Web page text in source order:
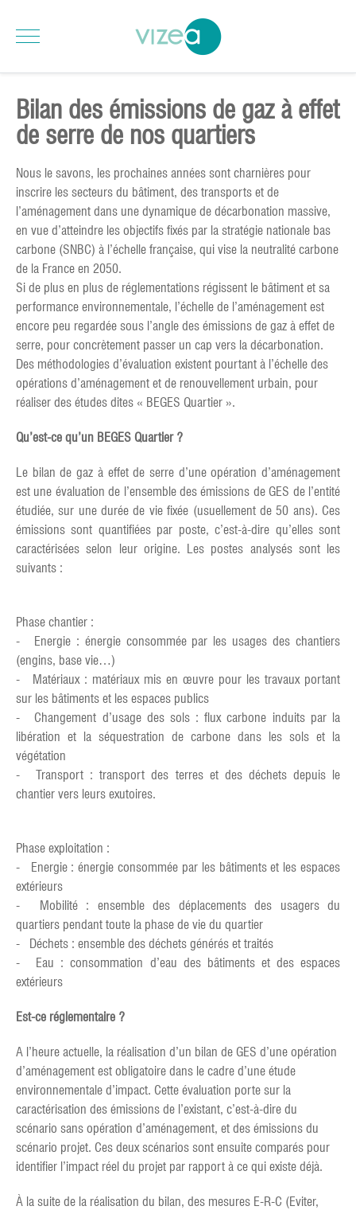
Bilan des émissions de gaz à effet
de serre de nos quartiers
Nous le savons, les prochaines années sont charnières pour
inscrire les secteurs du bâtiment, des transports et de
l’aménagement dans une dynamique de décarbonation massive,
en vue d’atteindre les objectifs fixés par la stratégie nationale bas
carbone (SNBC) à l’échelle française, qui vise la neutralité carbone
de la France en 2050.
Si de plus en plus de réglementations régissent le bâtiment et sa
performance environnementale, l’échelle de l’aménagement est
encore peu regardée sous l’angle des émissions de gaz à effet de
serre, pour concrètement passer un cap vers la décarbonation.
Des méthodologies d’évaluation existent pourtant à l’échelle des
opérations d’aménagement et de renouvellement urbain, pour
réaliser des études dites « BEGES Quartier ».
Qu’est-ce qu’un BEGES Quartier ?
Le bilan de gaz à effet de serre d’une opération d’aménagement
est une évaluation de l’ensemble des émissions de GES de l’entité
étudiée, sur une durée de vie fixée (usuellement de 50 ans). Ces
émissions sont quantifiées par poste, c’est-à-dire qu’elles sont
caractérisées selon leur origine. Les postes analysés sont les
suivants :
Phase chantier :
- Energie : énergie consommée par les usages des chantiers
(engins, base vie…)
- Matériaux : matériaux mis en œuvre pour les travaux portant
sur les bâtiments et les espaces publics
- Changement d’usage des sols : flux carbone induits par la
libération et la séquestration de carbone dans les sols et la
végétation
- Transport : transport des terres et des déchets depuis le
chantier vers leurs exutoires.
Phase exploitation :
- Energie : énergie consommée par les bâtiments et les espaces
extérieurs
- Mobilité : ensemble des déplacements des usagers du
quartiers pendant toute la phase de vie du quartier
- Déchets : ensemble des déchets générés et traités
- Eau : consommation d’eau des bâtiments et des espaces
extérieurs
Est-ce réglementaire ?
A l’heure actuelle, la réalisation d’un bilan de GES d’une opération
d’aménagement est obligatoire dans le cadre d’une étude
environnementale d’impact. Cette évaluation porte sur la
caractérisation des émissions de l’existant, c’est-à-dire du
scénario sans opération d’aménagement, et des émissions du
scénario projet. Ces deux scénarios sont ensuite comparés pour
identifier l’impact réel du projet par rapport à ce qui existe déjà.
À la suite de la réalisation du bilan, des mesures E-R-C (Eviter,